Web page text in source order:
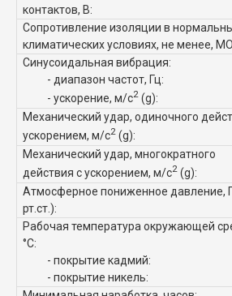
контактов, В:
Сопротивление изоляции в
климатических условиях, не менее,
Синусоидальная вибрация:
- диапазон частот, Гц:
- ускорение, м/с2 (g):
Механический удар, одиночного
ускорением, м/с2 (g):
Механический удар, многократного
действия с ускорением, м/с2 (g):
Атмосферное пониженное давление,
рт.ст.):
Рабочая температура окружающей
°C:
- покрытие кадмий:
- покрытие никель: